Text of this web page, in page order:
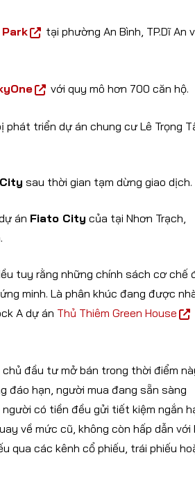
tại phường An Bình, TP.Dĩ An
với quy mô hơn 700 căn hộ.
triển dự án chung cư Lê Trọng
sau thời gian tạm dừng giao dịch.
án Fiato City của tại Nhơn Trạch,
tuy rằng những chính sách cơ chế
minh. Là phân khúc đang được
A dự án Thủ Thiêm Green House
chủ đầu tư mở bán trong thời điểm
đáo hạn, người mua đang sẵn sàng
có tiền đều gửi tiết kiệm ngắn
về mức cũ, không còn hấp dẫn với
qua các kênh cổ phiếu, trái phiếu